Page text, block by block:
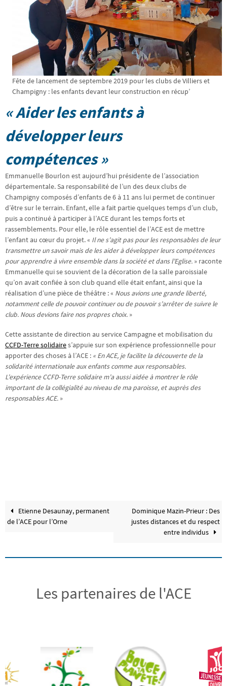
Fête de lancement de septembre 2019 pour les clubs de Villiers et
Champigny : les enfants devant leur construction en récup’
« Aider les enfants à
développer leurs
compétences »
Emmanuelle Bourlon est aujourd’hui présidente de l’association
départementale. Sa responsabilité de l’un des deux clubs de
Champigny composés d’enfants de 6 à 11 ans lui permet de continuer
d’être sur le terrain. Enfant, elle a fait partie quelques temps d’un club,
puis a continué à participer à l’ACE durant les temps forts et
rassemblements. Pour elle, le rôle essentiel de l’ACE est de mettre
l’enfant au cœur du projet. « Il ne s’agit pas pour les responsables de leur
transmettre un savoir mais de les aider à développer leurs compétences
pour apprendre à vivre ensemble dans la société et dans l’Eglise. » raconte
Emmanuelle qui se souvient de la décoration de la salle paroissiale
qu’on avait confiée à son club quand elle était enfant, ainsi que la
réalisation d’une pièce de théâtre : « Nous avions une grande liberté,
notamment celle de pouvoir continuer ou de pouvoir s’arrêter de suivre le
club. Nous devions faire nos propres choix. »
Cette assistante de direction au service Campagne et mobilisation du
CCFD-Terre solidaires’appuie sur son expérience professionnelle pour
apporter des choses à l’ACE : « En ACE, je facilite la découverte de la
solidarité internationale aux enfants comme aux responsables.
L’expérience CCFD-Terre solidaire m’a aussi aidée à montrer le rôle
important de la collégialité au niveau de ma paroisse, et auprès des
responsables ACE. »
Etienne Desaunay, permanent
de l’ACE pour l’Orne
Dominique Mazin-Prieur : Des
justes distances et du respect
entre individus
Les partenaires de l'ACE